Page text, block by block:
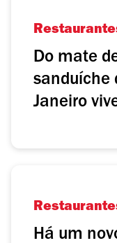
Do mate
sanduíche
Janeiro
Há um